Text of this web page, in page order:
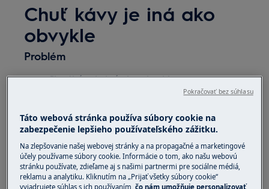
Chuť kávy je iná ako
obvykle
Problém
Chuť kávy je iná ako obvykle
všetky kávovary
Riešenie
Táto webová stránka používa súbory cookie na
zabezpečenie lepšieho používateľského zážitku.
Na zlepšovanie našej webovej stránky a na propagačné a marketingové
účely používame súbory cookie. Informácie o tom, ako našu webovú
stránku používate, zdieľame aj s našimi partnermi pre sociálne médiá,
reklamu a analytiku. Kliknutím na „Prijať všetky súbory cookie“
vyjadrujete súhlas s ich používaním,čo nám umožňuje personalizovať
Pokračovať bez súhlasu